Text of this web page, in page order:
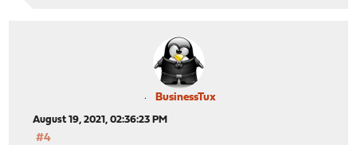
BusinessTux
August 19, 2021, 02:36:23 PM
#4